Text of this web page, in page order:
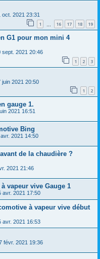
oct. 2021 23:31
1 16 17 18 19
G1 pour mon mini 4
sept. 2021 20:46
1 2 3
juin 2021 20:50
1 2
gauge 1.
2021 16:51
Bing
2021 14:50
de la chaudière ?
2021 21:46
vapeur vive Gauge 1
avr. 2021 17:50
à vapeur vive début
avr. 2021 16:53
févr. 2021 19:36